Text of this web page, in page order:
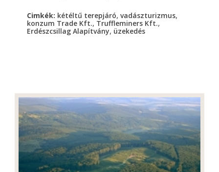
Cimkék: kétéltű terepjáró, vadászturizmus,
konzum Trade Kft., Truffleminers Kft.,
Erdészcsillag Alapítvány, üzekedés